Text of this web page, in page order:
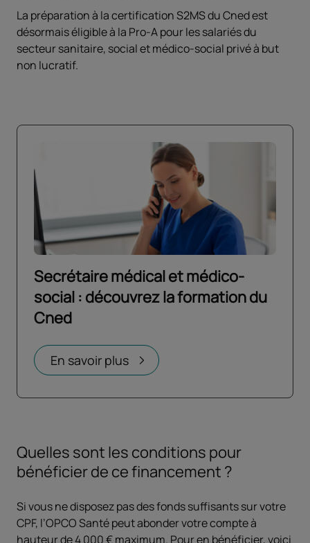
La préparation à la certification S2MS du Cned est
désormais éligible à la Pro-A pour les salariés du
secteur sanitaire, social et médico-social privé à but
non lucratif.
Secrétaire médical et médico-
social : découvrez la formation du
Cned
En savoir plus
Ouvrir dans un nouvel onglet
Quelles sont les conditions pour
bénéficier de ce financement ?
Si vous ne disposez pas des fonds suffisants sur votre
CPF, l’OPCO Santé peut abonder votre compte à
hauteur de 4 000 € maximum. Pour en bénéficier, voici